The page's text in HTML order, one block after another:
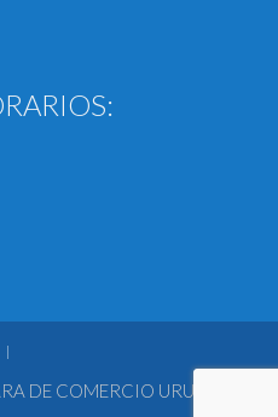
DE COMERCIO URUGUAY